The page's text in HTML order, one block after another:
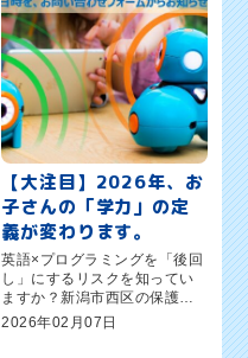
【大注目】2026年、お
子さんの「学力」の定
義が変わります。
英語×プログラミングを「後回
し」にするリスクを知ってい
ますか？新潟市西区の保護者
の皆さま、こんにちは。英語×
2026年02月07日